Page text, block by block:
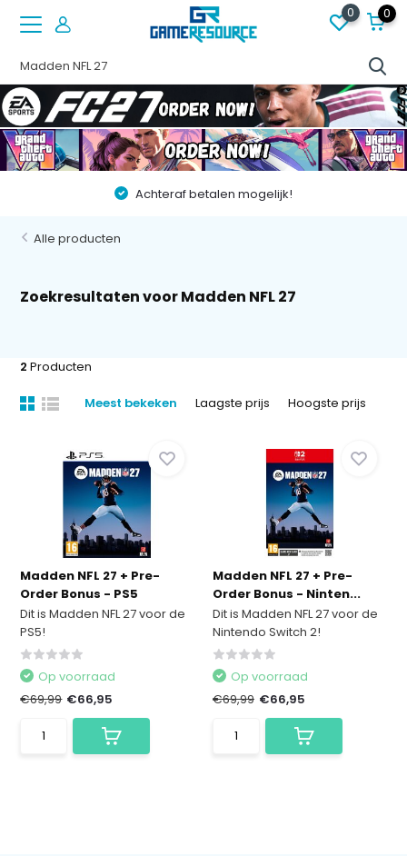
0 0
Achteraf betalen mogelijk!
Alle producten
Zoekresultaten voor Madden NFL 27
2 Producten
Meest bekeken Laagste prijs Hoogste prijs
Madden NFL 27 + Pre-
Order Bonus - PS5
Dit is Madden NFL 27 voor de
PS5!
Op voorraad
€69,99 €66,95
Madden NFL 27 + Pre-
Order Bonus - Ninten...
Dit is Madden NFL 27 voor de
Nintendo Switch 2!
Op voorraad
€69,99 €66,95